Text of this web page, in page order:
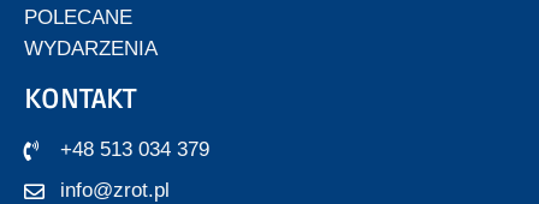
POLECANE
WYDARZENIA
KONTAKT
+48 513 034 379
info@zrot.pl